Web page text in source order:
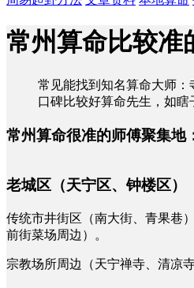
常州算命比较准
常见能找到知名算命大师：
口碑比较好算命先生，如瞎
常州算命很准的师傅聚集地
老城区（天宁区、钟楼区）
传统市井街区（南大街、青果巷
前街菜场周边）。
宗教场所周边（天宁禅寺、清凉